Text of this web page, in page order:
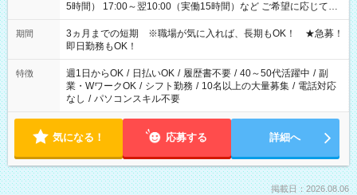
5時間） 17:00～翌10:00（実働15時間）など ご希望に応じて、
働く時間は調整できます！ お気軽に担当へ相談ください！
期間
3ヵ月までの短期 ※職場が気に入れば、長期もOK！ ★急募！
即日勤務もOK！
特徴 週1日からOK / 日払いOK / 履歴書不要 / 40～50代活躍中 / 副
業・WワークOK / シフト勤務 / 10名以上の大量募集 / 電話対応
なし / パソコンスキル不要
気になる！ 応募する 詳細へ
掲載日：2026.08.06